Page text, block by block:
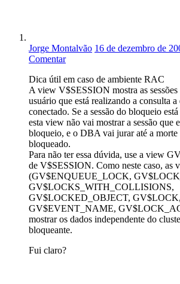
Jorge Montalvão 16 de dezembro de
Comentar
Dica útil em caso de ambiente RAC
A view V$SESSION mostra as
usuário que está realizando a consulta a
conectado. Se a sessão do bloqueio
esta view não vai mostrar a sessão que
bloqueio, e o DBA vai jurar até a morte
bloqueado.
Para não ter essa dúvida, use a view
de V$SESSION. Como neste caso, as
(GV$ENQUEUE_LOCK,
GV$LOCKS_WITH_COLLISIONS,
GV$LOCKED_OBJECT, GV$LOCK,
GV$EVENT_NAME,
mostrar os dados independente do
bloqueante.
Fui claro?